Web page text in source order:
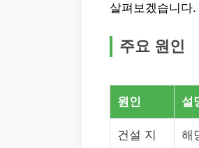
살펴보겠습니다.
주요 원인
원인 설
건설 지
해